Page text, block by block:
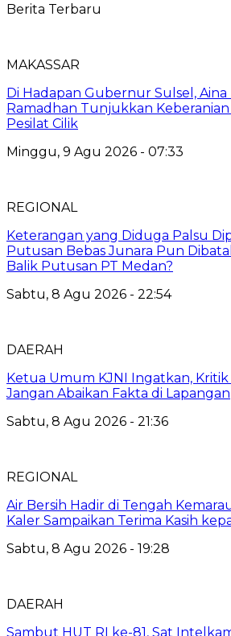
Berita Terbaru
MAKASSAR
Di Hadapan Gubernur Sulsel, Aina
Ramadhan Tunjukkan
Pesilat Cilik
Minggu, 9 Agu 2026 - 07:33
REGIONAL
Keterangan yang Diduga Palsu
Putusan Bebas Junara Pun
Balik Putusan PT Medan?
Sabtu, 8 Agu 2026 - 22:54
DAERAH
Ketua Umum KJNI Ingatkan,
Jangan Abaikan Fakta di Lapangan
Sabtu, 8 Agu 2026 - 21:36
REGIONAL
Air Bersih Hadir di Tengah
Kaler Sampaikan Terima Kasih
Sabtu, 8 Agu 2026 - 19:28
DAERAH
Sambut HUT RI ke-81, Sat